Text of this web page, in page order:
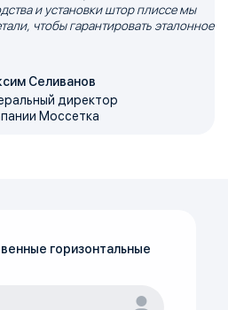
и установки штор плиссе мы
чтобы гарантировать эталонное
Селиванов
директор
Моссетка
горизонтальные